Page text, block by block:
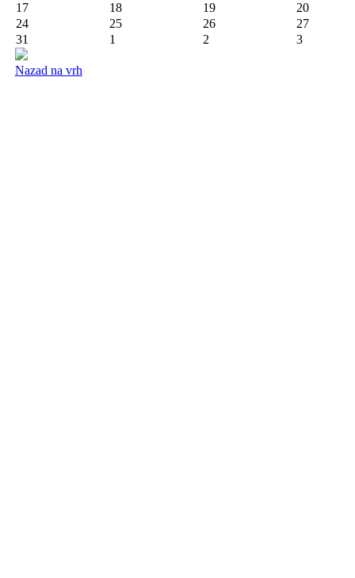
17
18 19
20
24
25 26
27
31
1 2 3
Nazad na vrh